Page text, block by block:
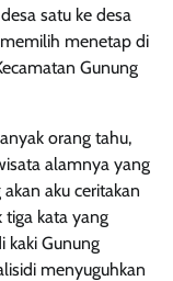
satu ke desa
menetap di
Gunung
orang tahu,
alamnya yang
aku ceritakan
tiga kata yang
kaki Gunung
menyuguhkan